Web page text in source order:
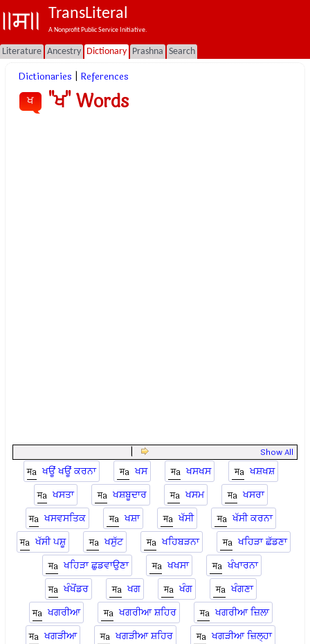
TransLiteral
A Nonprofit Public Service Initiative.
Literature Ancestry Dictionary Prashna Search
Dictionaries References
ਖ "ਖ" Words
Show All
ਖਊਂ ਖਊਂ ਕਰਨਾ ਖਸ ਖਸਖਸ
ਖਸ਼ਖਸ਼
ਖਸਤਾ
ਖਸ਼ਬੂਦਾਰ ਖਸਮ
ਖਸਰਾ
ਖਸਵਸਤਿਕ
ਖਸ਼ਾ ਖੱਸੀ
ਖੱਸੀ ਕਰਨਾ
ਖੱਸੀ ਪਸ਼ੂ
ਖਸੁੱਟ ਖਹਿਬੜਨਾ
ਖਹਿੜਾ ਛੱਡਣਾ
ਖਹਿੜਾ ਛੁਡਵਾਉਣਾ
ਖਖਸਾ
ਖੰਖਾਰਨਾ
ਖੰਖੋਂਡਰ
ਖਗ ਖੰਗ
ਖੰਗਣਾ
ਖਗਰੀਆ
ਖਗਰੀਆ ਸ਼ਹਿਰ
ਖਗਰੀਆ ਜ਼ਿਲਾ
ਖਗੜੀਆ
ਖਗੜੀਆ ਸ਼ਹਿਰ
ਖਗੜੀਆ ਜ਼ਿਲ੍ਹਾ